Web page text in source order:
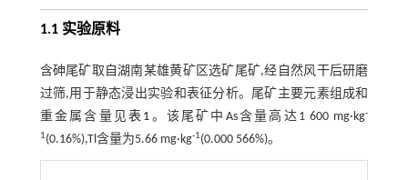
1.1 实验原料
含砷尾矿取自湖南某雄黄矿区选矿尾矿,经自然风干后研磨
过筛,用于静态浸出实验和表征分析。尾矿主要元素组成和
重金属含量见表1 。该尾矿中As含量高达1 600 mg·kg-
1(0.16%),Tl含量为5.66 mg·kg-1(0.000 566%)。